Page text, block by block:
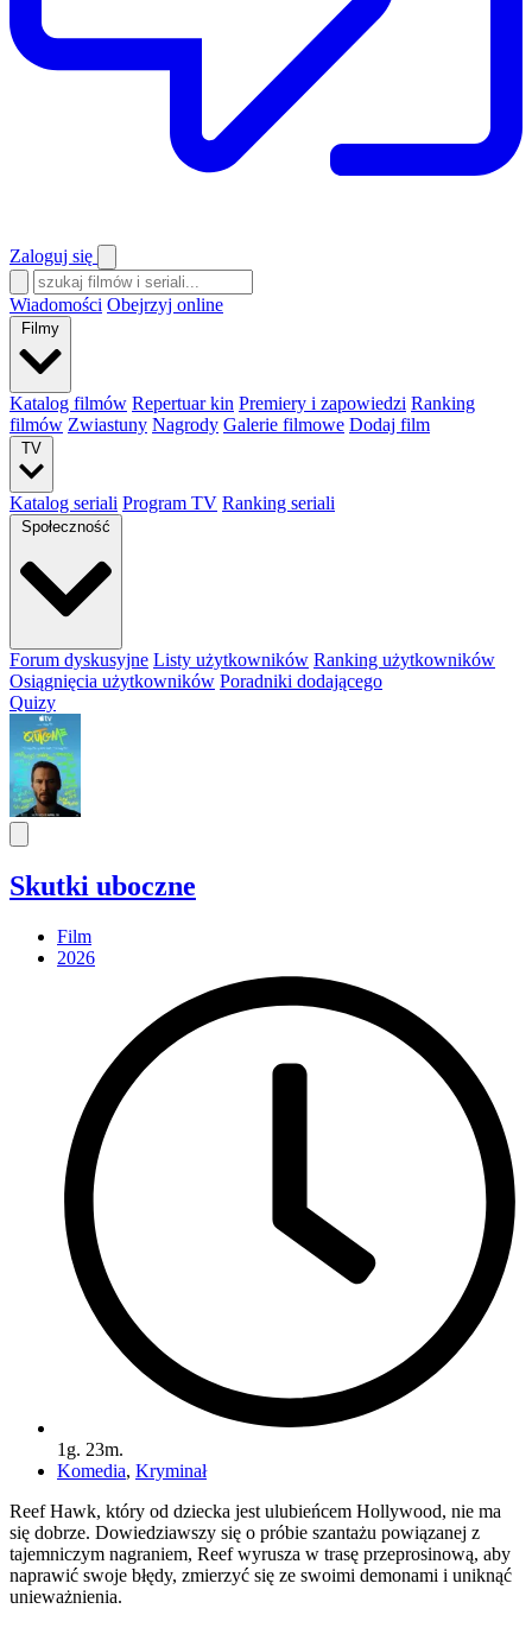
Zaloguj się
Wiadomości Obejrzyj online
Filmy
Katalog filmów Repertuar kin Premiery i zapowiedzi Ranking
filmów Zwiastuny Nagrody Galerie filmowe Dodaj film
TV
Katalog seriali Program TV Ranking seriali
Społeczność
Forum dyskusyjne Listy użytkowników Ranking użytkowników
Osiągnięcia użytkowników Poradniki dodającego
Quizy
Skutki uboczne
Film
2026
1g. 23m.
Komedia, Kryminał
Reef Hawk, który od dziecka jest ulubieńcem Hollywood, nie ma
się dobrze. Dowiedziawszy się o próbie szantażu powiązanej z
tajemniczym nagraniem, Reef wyrusza w trasę przeprosinową, aby
naprawić swoje błędy, zmierzyć się ze swoimi demonami i uniknąć
unieważnienia.